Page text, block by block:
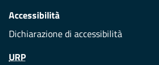
Accessibilità
Dichiarazione di accessibilità
URP